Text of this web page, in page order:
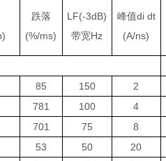
跌落
(%/ms)
LF(-3dB)
带宽Hz
峰值di dt
(A/ns)
85 150 2
781 100 4
701 75 8
53 50 20